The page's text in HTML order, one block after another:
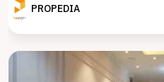
PROPEDIA